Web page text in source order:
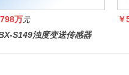
万元
S149浊度变送传感器
￥